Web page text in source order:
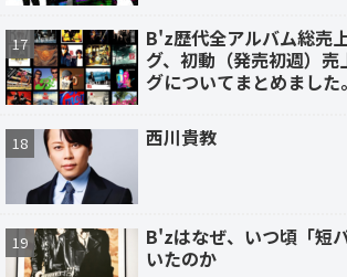
B'z歴代全アルバム総売
グ、初動（発売初週）売
グについてまとめました。
西川貴教
B'zはなぜ、いつ頃「短
いたのか